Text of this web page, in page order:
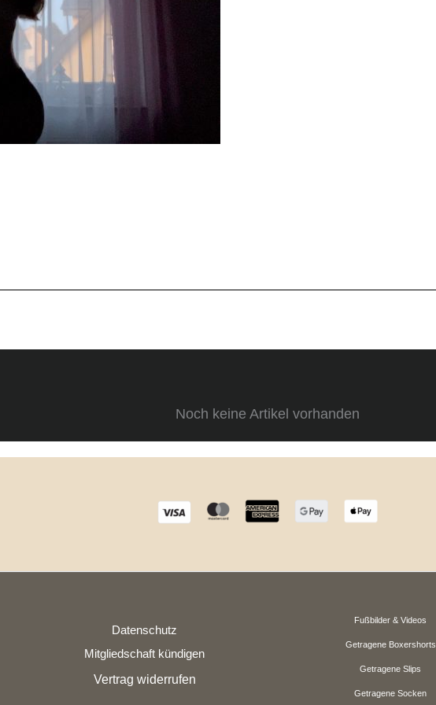
Noch keine Artikel vorhanden
Datenschutz
Mitgliedschaft kündigen
Vertrag widerrufen
Fußbilder & Videos
Getragene Boxershorts
Getragene Slips
Getragene Socken